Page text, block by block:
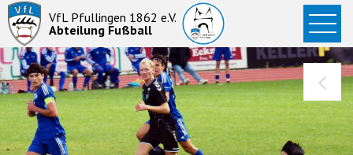
VfL Pfullingen 1862 e.V.
Abteilung Fußball
Startseite
News
Aktive
Junioren
Abteilung